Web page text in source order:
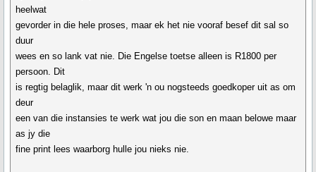
heelwat
gevorder in die hele proses, maar ek het nie vooraf besef dit sal so
duur
wees en so lank vat nie. Die Engelse toetse alleen is R1800 per
persoon. Dit
is regtig belaglik, maar dit werk 'n ou nogsteeds goedkoper uit as om
deur
een van die instansies te werk wat jou die son en maan belowe maar
as jy die
fine print lees waarborg hulle jou nieks nie.